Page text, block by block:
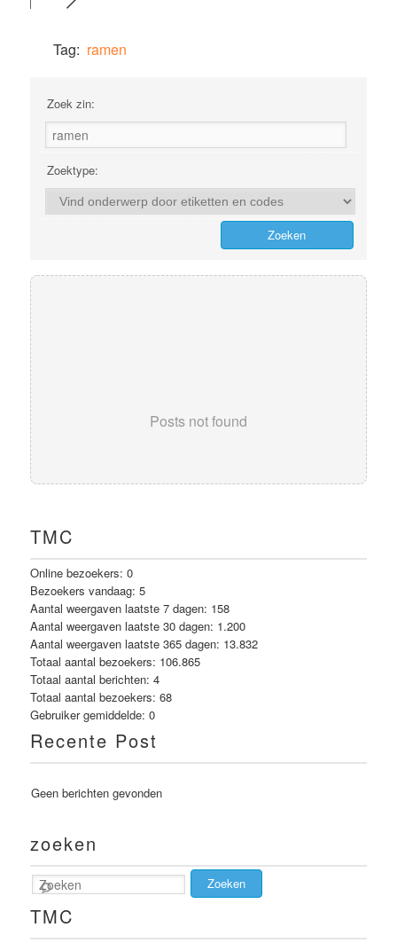
Tag: ramen
Zoek zin:
Zoektype:
Posts not found
TMC
Online bezoekers:0
Bezoekers vandaag:5
Aantal weergaven laatste 7 dagen: 158
Aantal weergaven laatste 30 dagen: 1.200
Aantal weergaven laatste 365 dagen: 13.832
Totaal aantal bezoekers: 106.865
Totaal aantal berichten:4
Totaal aantal bezoekers:68
Gebruiker gemiddelde:0
Recente Post
Geen berichten gevonden
zoeken
Zoeken
TMC